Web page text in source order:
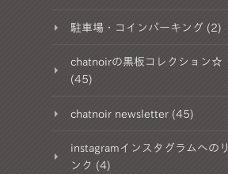
駐車場・コインパーキング (2)
chatnoirの黒板コレクション☆
(45)
chatnoir newsletter (45)
instagramインスタグラムへのリ
ンク (4)